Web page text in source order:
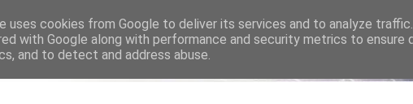
&
uses cookies from Google to deliver its services and to analyze
with Google along with performance and security metrics to ensure
and to detect and address abuse.